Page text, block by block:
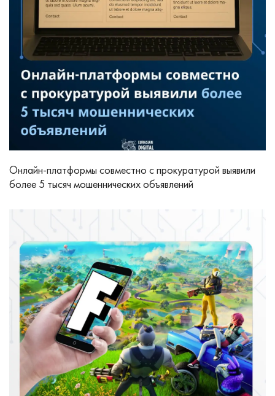
Онлайн-платформы совместно с прокуратурой выявили
более 5 тысяч мошеннических объявлений